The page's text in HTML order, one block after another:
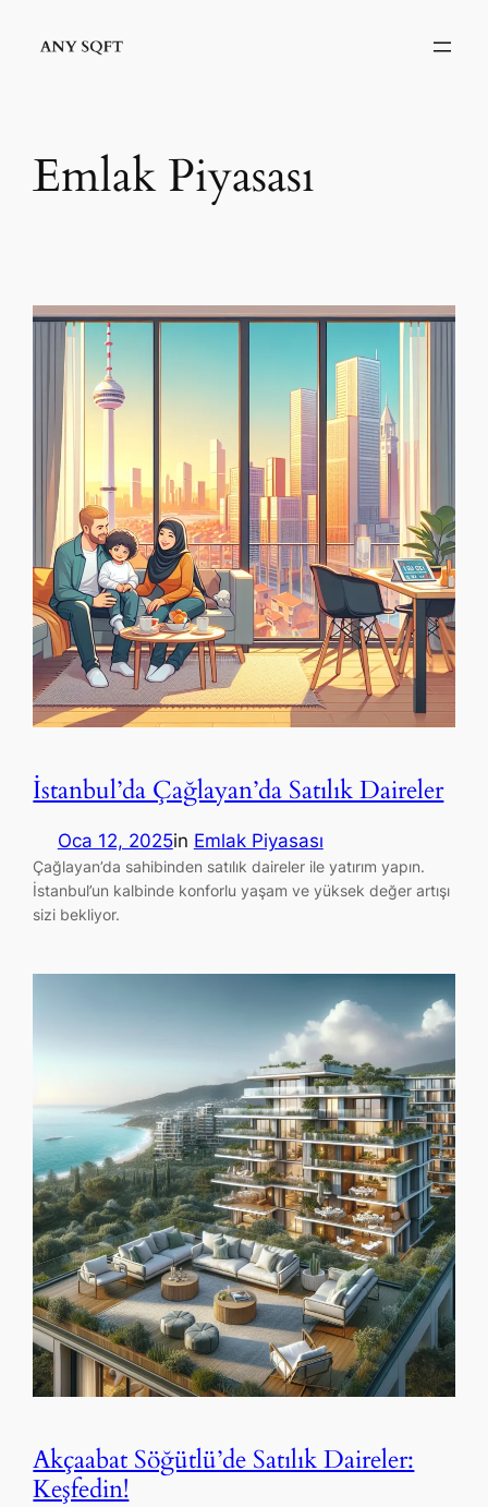
Emlak Piyasası
İstanbul’da Çağlayan’da Satılık Daireler
Oca 12, 2025in Emlak Piyasası
Çağlayan’da sahibinden satılık daireler ile yatırım yapın.
İstanbul’un kalbinde konforlu yaşam ve yüksek değer artışı
sizi bekliyor.
Akçaabat Söğütlü’de Satılık Daireler:
Keşfedin!